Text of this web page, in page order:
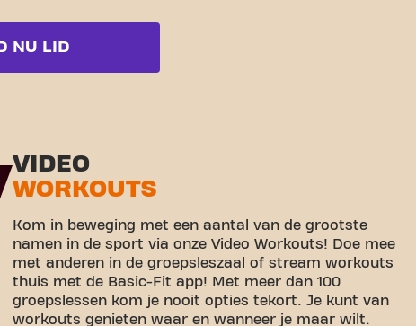
NU LID
VIDEO
WORKOUTS
Kom in beweging met een aantal van de grootste
namen in de sport via onze Video Workouts! Doe mee
met anderen in de groepsleszaal of stream workouts
thuis met de Basic-Fit app! Met meer dan 100
groepslessen kom je nooit opties tekort. Je kunt van
workouts genieten waar en wanneer je maar wilt.